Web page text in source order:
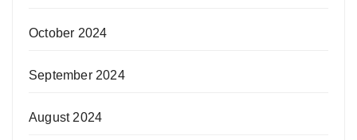
October 2024
September 2024
August 2024